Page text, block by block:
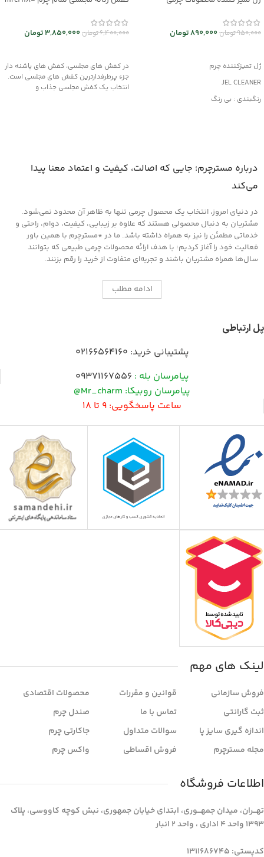
950,000تومان890,000تومان
ژل تمیزکننده چرم
JEL CLEANER
رنگبندی : بی رنگ
6,400,000تومان3,850,000تومان
در کفش های مجلسی، کفش های پاشنه دار
جزء پرطرفدارترین کفش های مجلسی است.
انتخاب یک کفش مجلسی جذاب و
درباره مسترچرم؛ جایی که اصالت، کیفیت و اعتماد معنا پیدا
می‌کند
در دنیای امروز، انتخاب یک محصول چرمی تنها به ظاهر آن محدود نمی‌شود.
مشتریان به دنبال محصولی هستند که علاوه بر زیبایی، کیفیت، دوام، راحتی و
خدماتی مطمئن را نیز به همراه داشته باشد. ما در *مسترچرم با همین باور
فعالیت خود را آغاز کردیم؛ با هدف ارائه محصولات چرمی طبیعی که بتوانند
سال‌ها همراه مشتریان باشند و تجربه‌ای متفاوت از خرید را رقم بزنند.
ادامه مطلب
پل ارتباطی
پشتیبانی خرید: 02166564160
پیامرسان بله : 09371167556
پیامرسان روبیکا: Mr_charm@
ساعت پاسخگویی: 9 تا 18
لینک های مهم
فروش سازمانی
ثبت گارانتی
اندازه گیری سایز پا
مجله مسترچرم
قوانین و مقررات
تماس با ما
سوالات متداول
فروش اقساطی
محصولات اقتصادی
صندل چرم
جاکارتی چرم
واکس چرم
اطلاعات فروشگاه
تهـــران، میدان جمهـــوری، ابتدای خیابان جمهوری، نبش کوچه کاووسی، پلاک
1393 واحد 4 اداری ، واحد 2 انبار
کدپستی: 1311686745